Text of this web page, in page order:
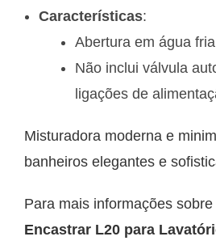
Características:
Abertura em água
Não inclui válvula
ligações de
Misturadora moderna e
banheiros elegantes e
Para mais informações sobre
Encastrar L20 para